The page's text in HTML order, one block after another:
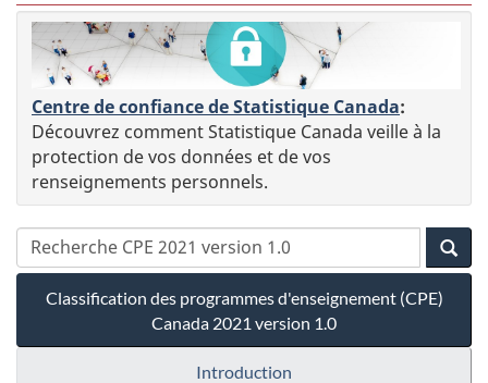
Centre de confiance de Statistique Canada:
Découvrez comment Statistique Canada veille à la
protection de vos données et de vos
renseignements personnels.
Classification des programmes d'enseignement (CPE)
Canada 2021 version 1.0
Introduction